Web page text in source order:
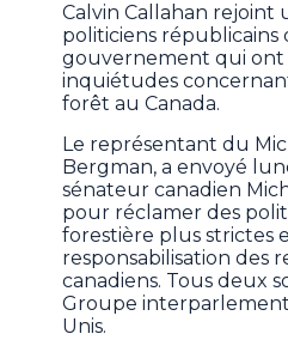
Calvin Callahan rejoint
politiciens républicains
gouvernement qui ont
inquiétudes
forêt au Canada.
Le représentant du
Bergman, a envoyé
sénateur canadien
pour réclamer des
forestière plus strictes
responsabilisation des
canadiens. Tous deux
Groupe
Unis.